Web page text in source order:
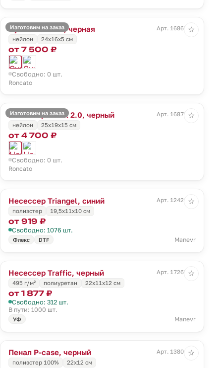
Изготовим на заказ
Сумка Panama, черная
Арт. 16868.30
нейлон
24x16x5 см
от 7 500 ₽
Свободно: 0 шт.
Roncato
☆
Изготовим на заказ
Несессер Ironik 2.0, черный
Арт. 16870.30
нейлон
25x19x15 см
от 4 700 ₽
Свободно: 0 шт.
Roncato
☆
Несессер Triangel, синий
Арт. 12426.44
полиэстер
19,5х11х10 см
от 919 ₽
Свободно: 1076 шт.
Флекс DTF Manevr
☆
Несессер Traffic, черный
Арт. 17269.30
495 г/м²
полиуретан 22х11х12 см
от 1 877 ₽
Свободно: 312 шт.
В пути: 1000 шт.
УФ Manevr
☆
Пенал P-case, черный
Арт. 13804.30
полиэстер 100%
22х12 см
☆